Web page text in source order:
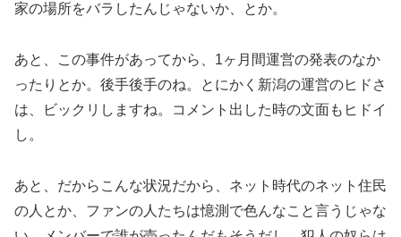
家の場所をバラしたんじゃないか、とか。
あと、この事件があってから、1ヶ月間運営の発表のなか
ったりとか。後手後手のね。とにかく新潟の運営のヒドさ
は、ビックリしますね。コメント出した時の文面もヒドイ
し。
あと、だからこんな状況だから、ネット時代のネット住民
の人とか、ファンの人たちは憶測で色んなこと言うじゃな